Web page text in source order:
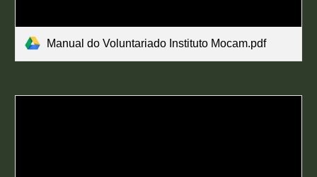
Manual do Voluntariado Instituto Mocam.pdf